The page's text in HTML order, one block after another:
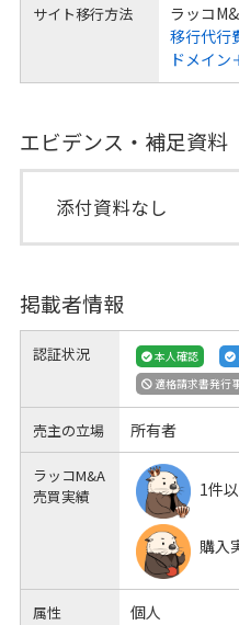
サイト移行方法
ラッコ
移行代行
ドメイン
エビデンス・補足資料
添付資料なし
掲載者情報
認証状況 本人確認
適格請求書発行
売主の立場 所有者
ラッコM&A
売買実績
1件
購入
属性 個人